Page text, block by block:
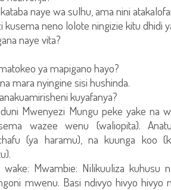
naye wa sulhu, ama nini
kusema neno lolote ningizie kitu dhidi
naye vita?
ya mapigano hayo?
mara nyingine sisi hushinda.
kuyafanya?
Mwenyezi Mungu peke yake na
wazee wenu (waliopita).
(ya haramu), na kuunga koo
Mwambie: Nilikuuliza kuhusu
mwenu. Basi ndivyo hivyo hivyo